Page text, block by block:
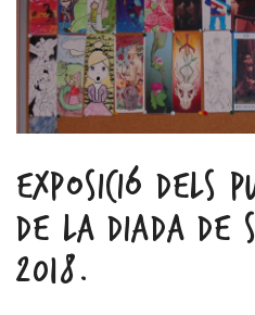
EXPOSICIÓ DELS
DE LA DIADA DE
2018.